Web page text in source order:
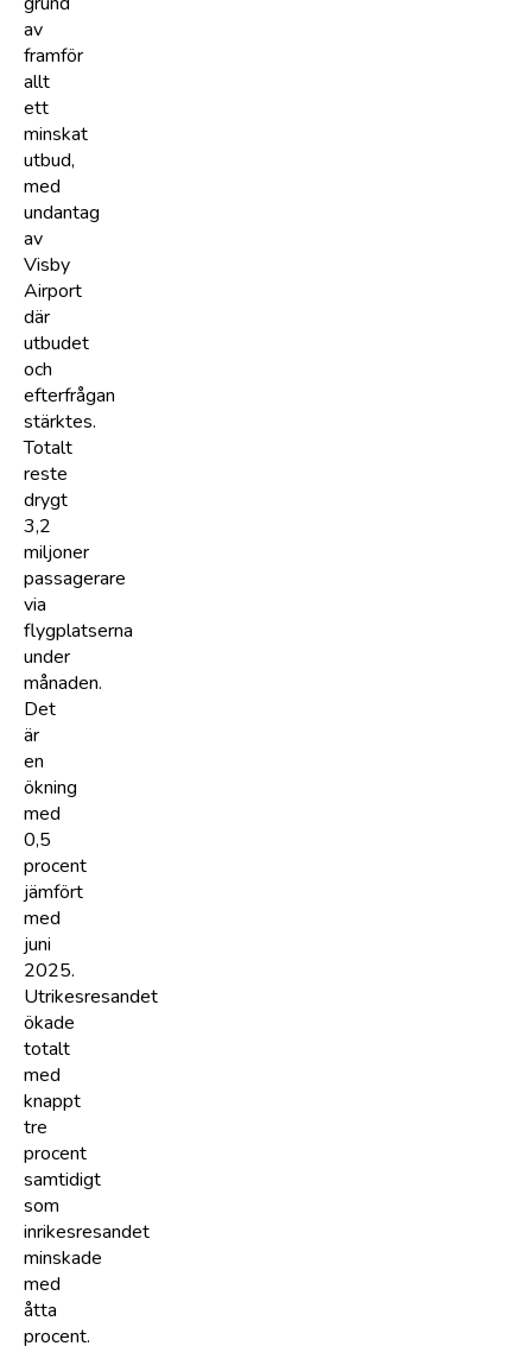
av
framför
allt
ett
minskat
utbud,
med
undantag
av
Visby
Airport
där
utbudet
och
efterfrågan
stärktes.
Totalt
reste
drygt
3,2
miljoner
passagerare
via
flygplatserna
under
månaden.
Det
är
en
ökning
med
0,5
procent
jämfört
med
juni
2025.
Utrikesresandet
ökade
totalt
med
knappt
tre
procent
samtidigt
som
inrikesresandet
minskade
med
åtta
procent.